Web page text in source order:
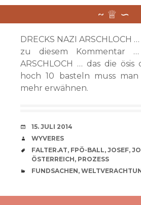
DRECKS NAZI ARSCHLOCH
zu diesem Kommentar …
ARSCHLOCH … das die ösis
hoch 10 basteln muss
mehr erwähnen.
VERABREDUNG
15. JULI 2014
VERFASSER
WYVERES
SCHLAGWÖRTER
FALTER.AT, FPÖ-BALL, JOSEF,
ÖSTERREICH, PROZESS
CATEGORIES
FUNDSACHEN,